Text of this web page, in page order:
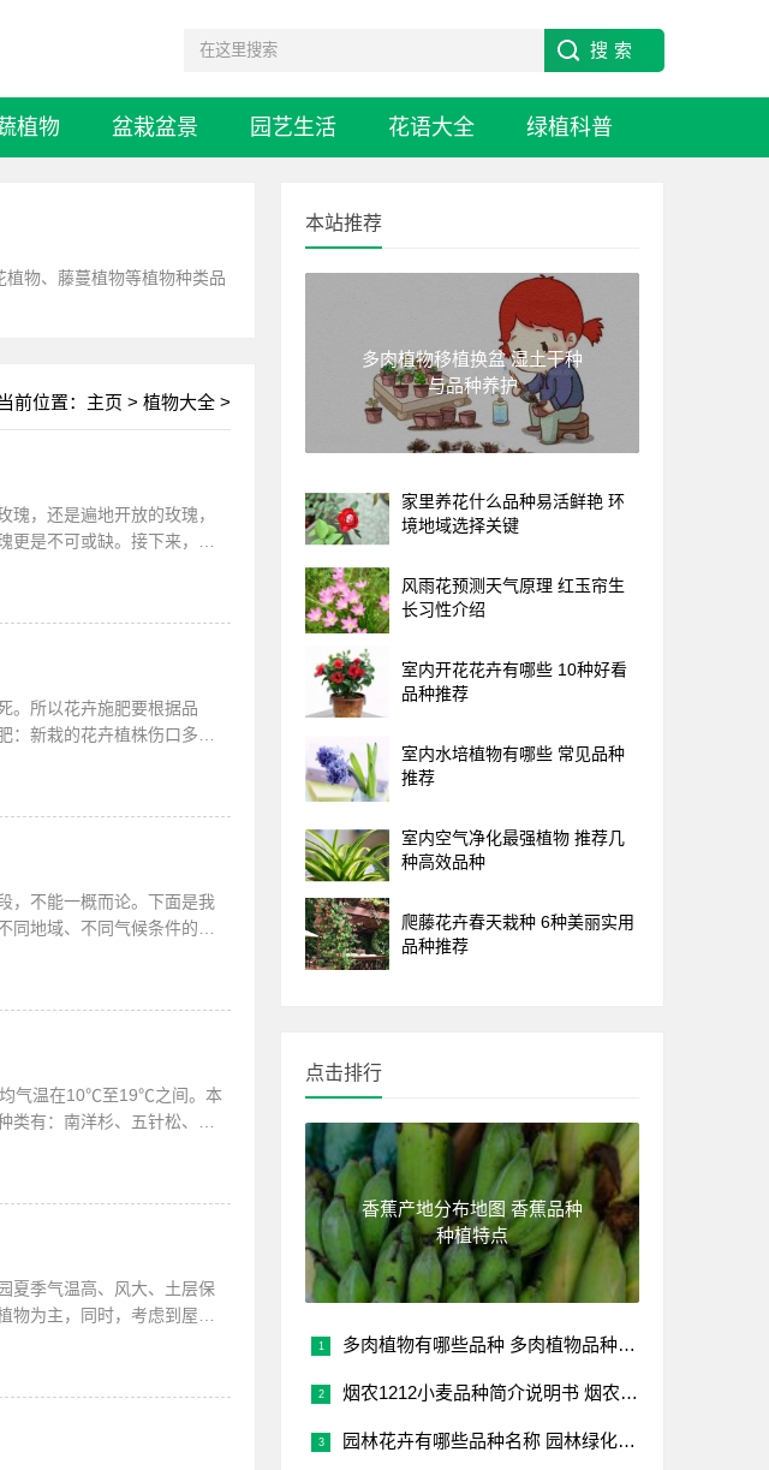
植物 盆栽盆景 园艺生活 花语大全 绿植科普
物、藤蔓植物等植物种类品
当前位置： 主页 > 植物大全 >
，还是遍地开放的玫瑰，
是不可或缺。接下来，就
。所以花卉施肥要根据品
新栽的花卉植株伤口多，
，不能一概而论。下面是我
地域、不同气候条件的朋
均气温在10℃至19℃之间。本
有：南洋杉、五针松、日
夏季气温高、风大、土层保
为主，同时，考虑到屋顶
本站推荐
多肉植物移植换盆 湿土干种
与品种养护
家里养花什么品种易活鲜艳 环
境地域选择关键
风雨花预测天气原理 红玉帘生
长习性介绍
室内开花花卉有哪些 10种好看
品种推荐
室内水培植物有哪些 常见品种
推荐
室内空气净化最强植物 推荐几
种高效品种
爬藤花卉春天栽种 6种美丽实用
品种推荐
点击排行
香蕉产地分布地图 香蕉品种
种植特点
多肉植物有哪些品种 多肉植物品种大全图片
烟农1212小麦品种简介说明书 烟农1212小麦品种介绍
园林花卉有哪些品种名称 园林绿化常用花卉